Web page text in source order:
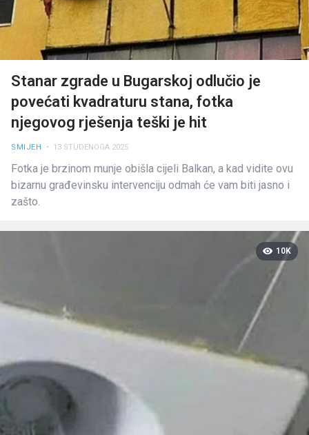
Stanar zgrade u Bugarskoj odlučio je
povećati kvadraturu stana, fotka
njegovog rješenja teški je hit
SMIJEH • 13 STUDENOGA 2025
Fotka je brzinom munje obišla cijeli Balkan, a kad vidite ovu
bizarnu građevinsku intervenciju odmah će vam biti jasno i
zašto.
10K